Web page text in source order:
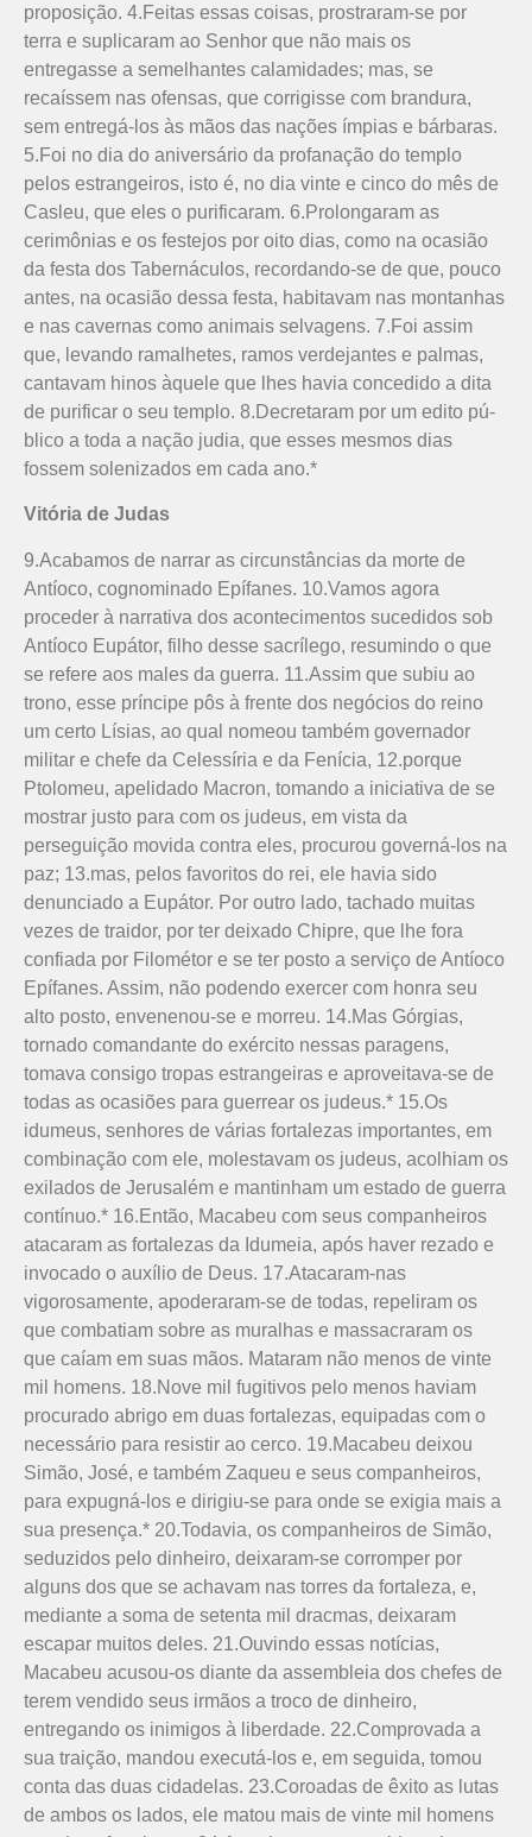
proposição. 4.Feitas essas coisas, prostraram-se por
terra e suplicaram ao Senhor que não mais os
entregasse a semelhantes calamidades; mas, se
recaíssem nas ofensas, que corrigisse com brandura,
sem entregá-los às mãos das nações ímpias e bárbaras.
5.Foi no dia do aniversário da profanação do templo
pelos estrangeiros, isto é, no dia vinte e cinco do mês de
Casleu, que eles o purificaram. 6.Prolongaram as
cerimônias e os festejos por oito dias, como na ocasião
da festa dos Taberná­culos, recordando-se de que, pouco
antes, na ocasião dessa festa, habitavam nas montanhas
e nas cavernas como animais selvagens. 7.Foi assim
que, levando ramalhetes, ramos verdejan­tes e palmas,
cantavam hinos àquele que lhes havia concedido a dita
de purificar o seu templo. 8.Decretaram por um edito pú­
blico a toda a nação judia, que esses mesmos dias
fossem solenizados em cada ano.*
Vitória de Judas
9.Acabamos de narrar as circunstâncias da morte de
Antíoco, cognominado Epí­fanes. 10.Vamos agora
proceder à narrativa dos acontecimentos sucedidos sob
Antíoco Eupátor, filho desse sacrílego, resumindo o que
se refere aos males da guerra. 11.Assim que subiu ao
trono, esse príncipe pôs à frente dos negócios do reino
um certo Lísias, ao qual nomeou também governador
militar e chefe da Celessíria e da Fenícia, 12.porque
Ptolo­meu, apelidado Macron, tomando a iniciativa de se
mostrar justo para com os judeus, em vista da
perseguição movida contra eles, procurou governá-los na
paz; 13.mas, pelos favoritos do rei, ele havia sido
denuncia­do a Eupátor. Por outro lado, tachado muitas
vezes de traidor, por ter deixado Chipre, que lhe fora
confiada por Filométor e se ter posto a serviço de Antíoco
Epífa­nes. Assim, não podendo exercer com honra seu
alto posto, envenenou-se e morreu. 14.Mas Górgias,
tornado comandante do exército nessas paragens,
tomava consigo tropas estrangeiras e aproveitava-se de
todas as ocasiões para guerrear os judeus.* 15.Os
idumeus, senhores de várias for­talezas importantes, em
combinação com ele, molestavam os judeus, acolhiam os
exilados de Jerusalém e mantinham um estado de guerra
contínuo.* 16.Então, Maca­beu com seus companheiros
atacaram as fortalezas da Idumeia, após haver rezado e
invocado o auxílio de Deus. 17.Atacaram-nas
vigorosamente, apoderaram-se de todas, repeliram os
que combatiam sobre as muralhas e massacraram os
que caíam em suas mãos. Mataram não menos de vinte
mil homens. 18.Nove mil fugitivos pelo menos haviam
procurado abrigo em duas fortalezas, equipadas com o
necessário para resistir ao cerco. 19.Maca­beu deixou
Simão, José, e também Zaqueu e seus companheiros,
para expugná-los e dirigiu-se para onde se exigia mais a
sua presença.* 20.Todavia, os companheiros de Simão,
seduzidos pelo dinheiro, deixaram-se corromper por
alguns dos que se achavam nas torres da fortaleza, e,
mediante a soma de setenta mil dracmas, deixaram
escapar muitos deles. 21.Ouvindo essas notícias,
Macabeu acusou-os dian­te da assembleia dos chefes de
terem vendido seus irmãos a troco de dinheiro,
entregando os inimigos à liberdade. 22.Comprovada a
sua traição, mandou executá-los e, em seguida, tomou
conta das duas cidadelas. 23.Coroadas de êxito as lutas
de ambos os lados, ele matou mais de vinte mil homens